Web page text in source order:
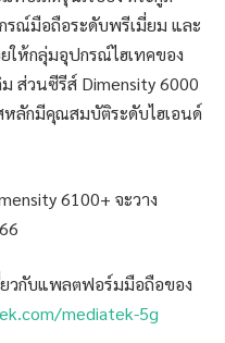
รณ์มือถือระดับพรีเมี่ยม และ
ห้กลุ่มอุปกรณ์ไฮเทคของ
ส่วนซีรีส์ Dimensity 6000
ลักมีคุณสมบัติระดับไฮเอนด์
6100+ จะวาง
วกับแพลตฟอร์มมือถือของ
mediatek-5g